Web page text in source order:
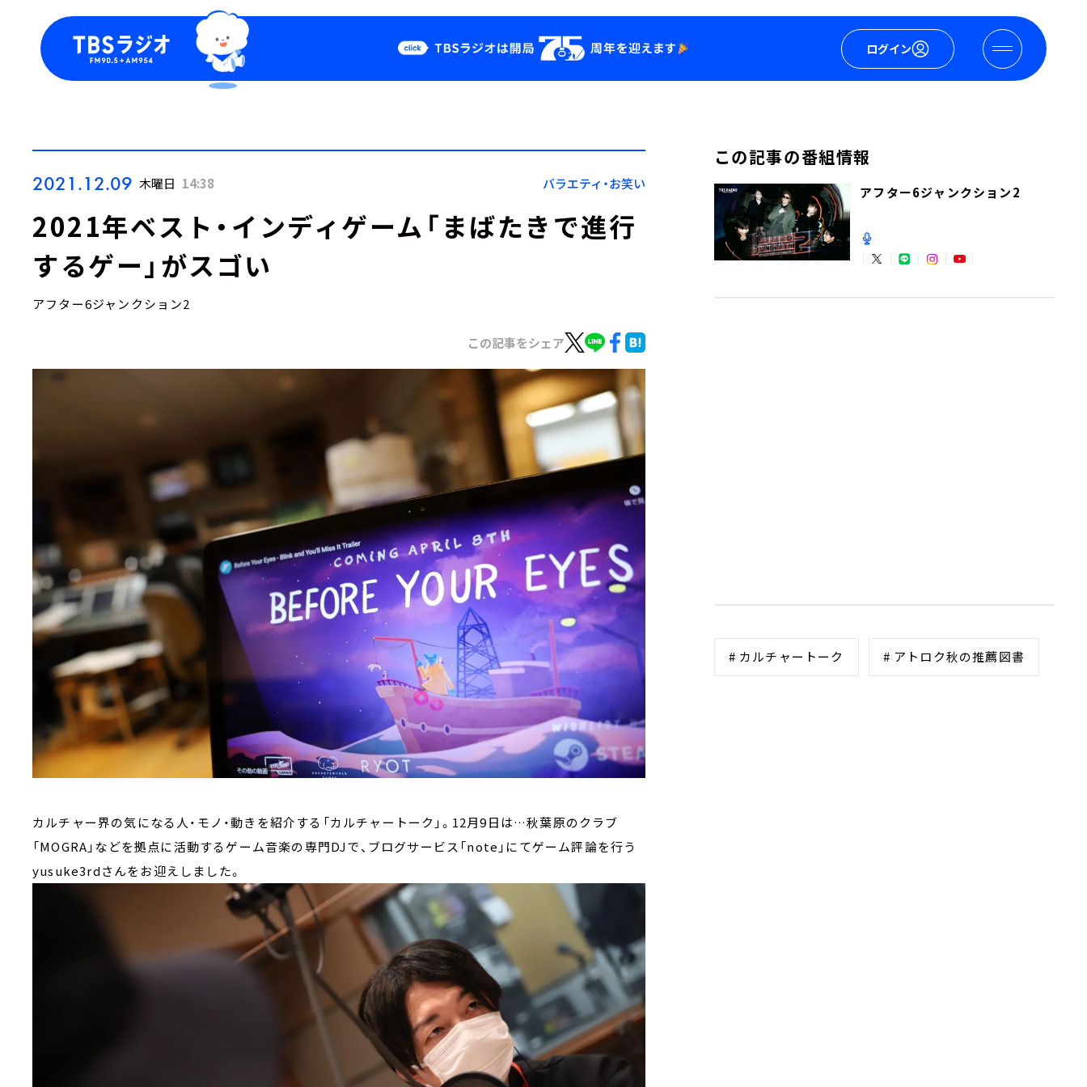
ログイン
Podcast
YouTube
会社情報
2021.12.09 木曜日 14:38 バラエティ・お笑い
2021年ベスト・インディゲーム「まばたきで進行
するゲー」がスゴい
アフター6ジャンクション2
この記事をシェア
カルチャー界の気になる人・モノ・動きを紹介する「カルチャートーク」。12月9日は…秋葉原のクラブ
「MOGRA」などを拠点に活動するゲーム音楽の専門DJで、ブログサービス「note」にてゲーム評論を行う
yusuke3rdさんをお迎えしました。
この記事の番組情報
アフター6ジャンクション2
# カルチャートーク # アトロク秋の推薦図書